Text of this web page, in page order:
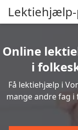
Online
i
Få lektiehjælp i
mange andre fag i